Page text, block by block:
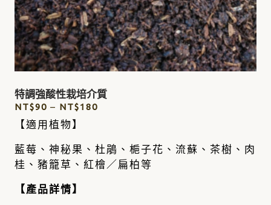
特調強酸性栽培介質
NT$90 – NT$180
【適用植物】
藍莓、神秘果、杜鵑、梔子花、流蘇、茶樹、肉
桂、豬籠草、紅檜／扁柏 等
【產品詳情】